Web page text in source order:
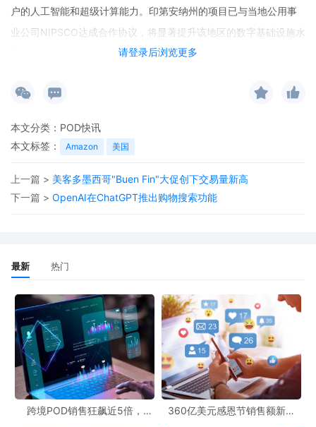
请登录后浏览更多
户的人工智能和超级计算能力。印第安纳州的项目已与当地公用事
业公司NIPSCO达成合作协议，将显著提升该地区的数字基础设施水
本文分类： POD快讯
本文标签：
Amazon 美国
上一篇 > 美客多墨西哥"Buen Fin"大促创下交易量新高
下一篇 > OpenAI在ChatGPT推出购物搜索功能
最新 热门
跨境POD销售狂飙近5倍，
360亿美元感恩节销售额新纪